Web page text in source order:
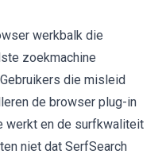
werkbalk die
zoekmachine
die misleid
de browser plug-in
werkt en de surfkwaliteit
niet dat SerfSearch